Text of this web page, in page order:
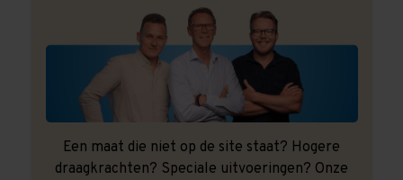
Een maat die niet op de site staat? Hogere
draagkrachten? Speciale uitvoeringen? Onze